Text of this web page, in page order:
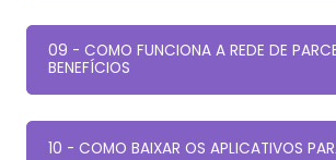
09 - COMO FUNCIONA A REDE DE
BENEFÍCIOS
10 - COMO BAIXAR OS APLICATIVOS